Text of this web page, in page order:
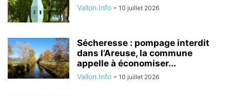
Vallon.Info - 10 juillet 2026
Sécheresse : pompage interdit
dans l’Areuse, la commune
appelle à économiser...
Vallon.Info - 10 juillet 2026